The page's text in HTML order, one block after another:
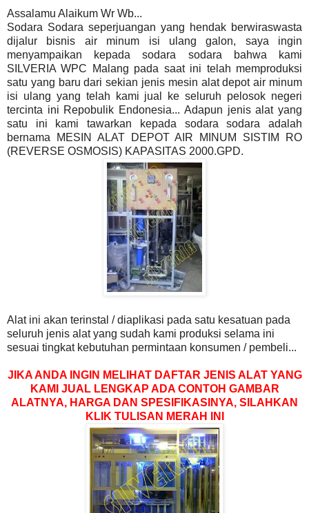
Assalamu Alaikum Wr Wb...
Sodara Sodara seperjuangan yang hendak berwiraswasta
dijalur bisnis air minum isi ulang galon, saya ingin
menyampaikan kepada sodara sodara bahwa kami
SILVERIA WPC Malang pada saat ini telah memproduksi
satu yang baru dari sekian jenis mesin alat depot air minum
isi ulang yang telah kami jual ke seluruh pelosok negeri
tercinta ini Repobulik Endonesia... Adapun jenis alat yang
satu ini kami tawarkan kepada sodara sodara adalah
bernama MESIN ALAT DEPOT AIR MINUM SISTIM RO
(REVERSE OSMOSIS) KAPASITAS 2000.GPD.
Alat ini akan terinstal / diaplikasi pada satu kesatuan pada
seluruh jenis alat yang sudah kami produksi selama ini
sesuai tingkat kebutuhan permintaan konsumen / pembeli...
JIKA ANDA INGIN MELIHAT DAFTAR JENIS ALAT YANG
KAMI JUAL LENGKAP ADA CONTOH GAMBAR
ALATNYA, HARGA DAN SPESIFIKASINYA, SILAHKAN
KLIK TULISAN MERAH INI